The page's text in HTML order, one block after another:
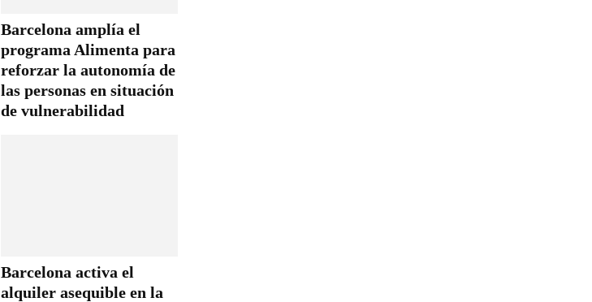
Barcelona amplía el
programa Alimenta para
reforzar la autonomía de
las personas en situación
de vulnerabilidad
Barcelona activa el
alquiler asequible en la